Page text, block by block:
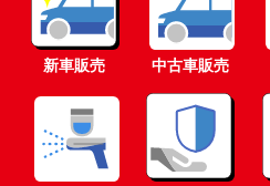
新車販売 中古車販売